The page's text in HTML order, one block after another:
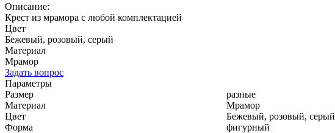
Описание:
Крест из мрамора с любой комплектацией
Цвет
Бежевый, розовый, серый
Материал
Мрамор
Задать вопрос
Параметры
Размер
разные
Материал
Мрамор
Цвет
Бежевый, розовый, серый
Форма
фигурный